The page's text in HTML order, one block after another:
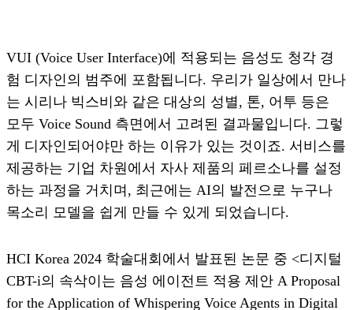
VUI (Voice User Interface)에 적용되는 음성도 청각 경
험 디자인의 범주에 포함됩니다. 우리가 일상에서 만나
는 시리나 빅스비와 같은 대상의 성별, 톤, 어투 등은
모두 Voice Sound 측면에서 고려된 결과물입니다. 그렇
게 디자인되어야만 하는 이유가 있는 것이죠. 서비스를
제공하는 기업 차원에서 자사 제품의 페르소나를 설정
하는 과정을 거치며, 최근에는 AI의 발전으로 누구나
목소리 모델을 쉽게 만들 수 있게 되었습니다.
HCI Korea 2024 학술대회에서 발표된 논문 중 <디지털
CBT-i의 속삭이는 음성 에이전트 적용 제안 A Proposal
for the Application of Whispering Voice Agents in Digital